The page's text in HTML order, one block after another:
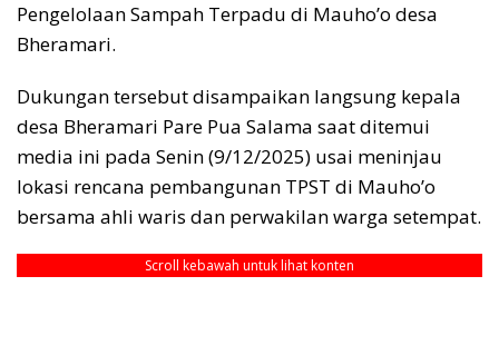
Pengelolaan Sampah Terpadu di Mauho’o desa
Bheramari.
Dukungan tersebut disampaikan langsung kepala
desa Bheramari Pare Pua Salama saat ditemui
media ini pada Senin (9/12/2025) usai meninjau
lokasi rencana pembangunan TPST di Mauho’o
bersama ahli waris dan perwakilan warga setempat.
Scroll kebawah untuk lihat konten